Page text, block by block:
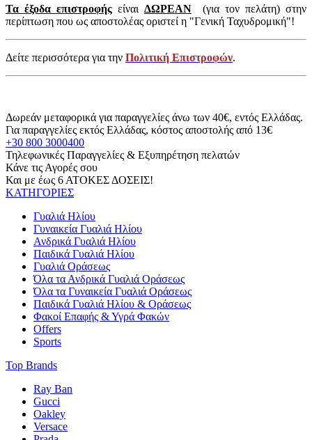
Τα έξοδα επιστροφής είναι ΔΩΡΕΑΝ (για τον πελάτη) στην
περίπτωση που ως αποστολέας οριστεί η "Γενική Ταχυδρομική"!
Δείτε περισσότερα για την Πολιτική Επιστροφών.
Δωρεάν μεταφορικά για παραγγελίες άνω των 40€, εντός Ελλάδας.
Για παραγγελίες εκτός Ελλάδας, κόστος αποστολής από 13€
+30 800 3000400
Τηλεφωνικές Παραγγελίες & Εξυπηρέτηση πελατών
Κάνε τις Αγορές σου
Και με έως 6 ΑΤΟΚΕΣ ΔΟΣΕΙΣ!
ΚΑΤΗΓΟΡΙΕΣ
Γυαλιά Ηλίου
Γυναικεία Γυαλιά Ηλίου
Ανδρικά Γυαλιά Ηλίου
Παιδικά Γυαλιά Ηλίου
Γυαλιά Οράσεως
Όλα τα Ανδρικά Γυαλιά Οράσεως
Όλα τα Γυναικεία Γυαλιά Οράσεως
Παιδικά Γυαλιά Ηλίου & Οράσεως
Φακοί Επαφής & Υγρά Φακών
Offers
Sports
Top Brands
Ray Ban
Gucci
Oakley
Versace